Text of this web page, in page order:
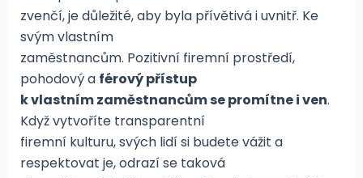
zvenčí, je důležité, aby byla přívětivá i uvnitř. Ke
svým vlastním
zaměstnancům. Pozitivní firemní prostředí,
pohodový a férový přístup
k vlastním zaměstnancům se promítne i ven.
Když vytvoříte transparentní
firemní kulturu, svých lidí si budete vážit a
respektovat je, odrazí se taková